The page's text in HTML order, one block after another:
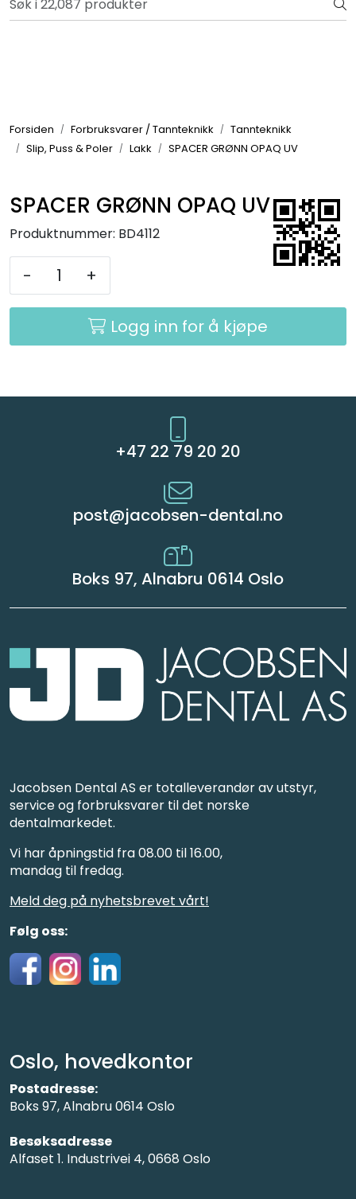
Skip to main content
Bli totalkunde og få en rekke fordeler. Les mer!
Forsiden Forbruksvarer / Tannteknikk
Tannteknikk
Slip, Puss & Poler
Lakk SPACER GRØNN OPAQ UV
SPACER GRØNN OPAQ UV
Produktnummer: BD4112
- +
Logg inn for å kjøpe
+47 22 79 20 20
post@jacobsen-dental.no
Boks 97, Alnabru 0614 Oslo
Jacobsen Dental AS er totalleverandør av utstyr,
service og forbruksvarer til det norske
dentalmarkedet.
Vi har åpningstid fra 08.00 til 16.00,
mandag til fredag.
Meld deg på nyhetsbrevet vårt!
Følg oss:
Oslo, hovedkontor
Postadresse:
Boks 97, Alnabru 0614 Oslo
Besøksadresse
Alfaset 1. Industrivei 4, 0668 Oslo
Småutstyr
Utstyr
Klinikkplanlegging / Innredning
Service